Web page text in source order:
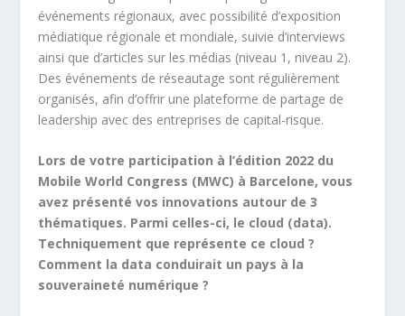
événements régionaux, avec possibilité d’exposition
médiatique régionale et mondiale, suivie d’interviews
ainsi que d’articles sur les médias (niveau 1, niveau 2).
Des événements de réseautage sont régulièrement
organisés, afin d’offrir une plateforme de partage de
leadership avec des entreprises de capital-risque.
Lors de votre participation à l’édition 2022 du
Mobile World Congress (MWC) à Barcelone, vous
avez présenté vos innovations autour de 3
thématiques. Parmi celles-ci, le cloud (data).
Techniquement que représente ce cloud ?
Comment la data conduirait un pays à la
souveraineté numérique ?